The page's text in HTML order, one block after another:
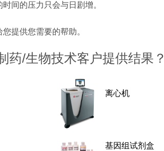
间的压力只会与日剧增。
提供您需要的帮助。
药/生物技术客户提供结果？
离心机
基因组试剂盒